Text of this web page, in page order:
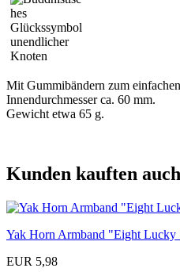
Mit Gummibändern zum
Innendurchmesser ca. 60 mm.
Gewicht etwa 65 g.
Kunden kauften auch
Yak Horn Armband "Eight Lucky
EUR 5,98